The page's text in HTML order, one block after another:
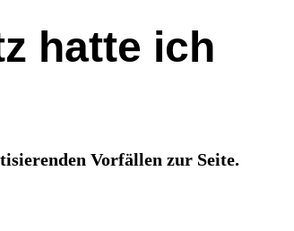
hatte ich
Vorfällen zur Seite.